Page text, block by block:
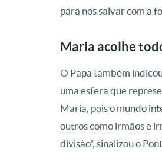
para nos salvar com a
Maria acolhe
O Papa também
uma esfera que
Maria, pois o mundo
outros como irmãos e
divisão”, sinalizou o